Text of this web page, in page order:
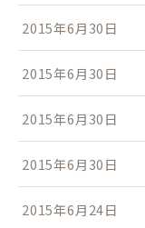
2015年6月30日
2015年6月30日
2015年6月30日
2015年6月30日
2015年6月24日